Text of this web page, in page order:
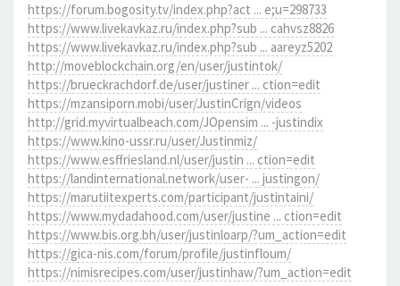
https://forum.bogosity.tv/index.php?act ... e;u=298733
https://www.livekavkaz.ru/index.php?sub ... cahvsz8826
https://www.livekavkaz.ru/index.php?sub ... aareyz5202
http://moveblockchain.org/en/user/justintok/
https://brueckrachdorf.de/user/justiner ... ction=edit
https://mzansiporn.mobi/user/JustinCrign/videos
http://grid.myvirtualbeach.com/JOpensim ... -justindix
https://www.kino-ussr.ru/user/Justinmiz/
https://www.esffriesland.nl/user/justin ... ction=edit
https://landinternational.network/user- ... justingon/
https://marutiitexperts.com/participant/justintaini/
https://www.mydadahood.com/user/justine ... ction=edit
https://www.bis.org.bh/user/justinloarp/?um_action=edit
https://gica-nis.com/forum/profile/justinfloum/
https://nimisrecipes.com/user/justinhaw/?um_action=edit